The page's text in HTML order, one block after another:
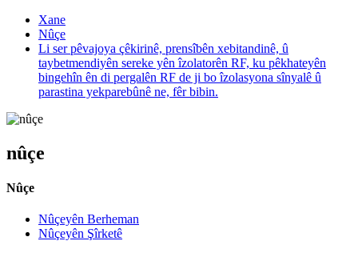
Xane
Nûçe
Li ser pêvajoya çêkirinê, prensîbên xebitandinê, û
taybetmendiyên sereke yên îzolatorên RF, ku pêkhateyên
bingehîn ên di pergalên RF de ji bo îzolasyona sînyalê û
parastina yekparebûnê ne, fêr bibin.
nûçe
Nûçe
Nûçeyên Berheman
Nûçeyên Şîrketê